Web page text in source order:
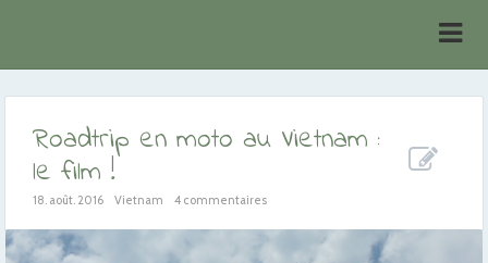
Roadtrip en moto au Vietnam :
le film !
18. août. 2016 Vietnam 4 commentaires